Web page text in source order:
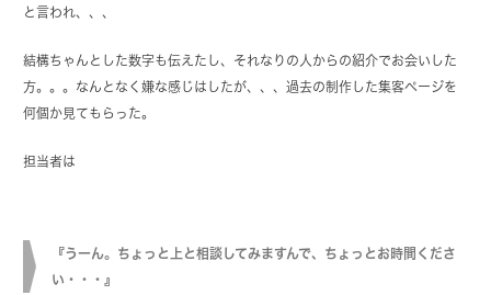
と言われ、、、
結構ちゃんとした数字も伝えたし、それなりの人からの紹介でお会いした
方。。。なんとなく嫌な感じはしたが、、、過去の制作した集客ページを
何個か見てもらった。
担当者は
『うーん。ちょっと上と相談してみますんで、ちょっとお時間くださ
い・・・』